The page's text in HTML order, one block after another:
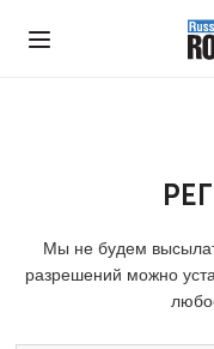
Мы не будем
разрешений можно